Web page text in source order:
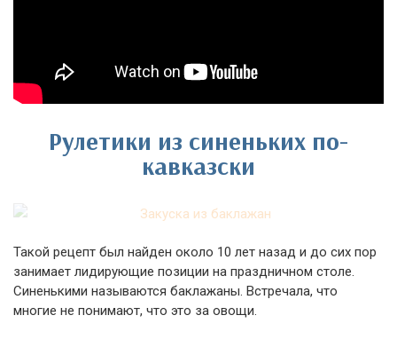
Рулетики из синеньких по-
кавказски
Такой рецепт был найден около 10 лет назад и до сих пор
занимает лидирующие позиции на праздничном столе.
Синенькими называются баклажаны. Встречала, что
многие не понимают, что это за овощи.